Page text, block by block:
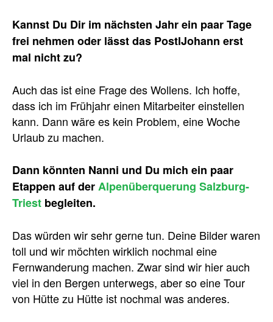
Kannst Du Dir im nächsten Jahr ein paar Tage
frei nehmen oder lässt das PostlJohann erst
mal nicht zu?
Auch das ist eine Frage des Wollens. Ich hoffe,
dass ich im Frühjahr einen Mitarbeiter einstellen
kann. Dann wäre es kein Problem, eine Woche
Urlaub zu machen.
Dann könnten Nanni und Du mich ein paar
Etappen auf derAlpenüberquerung Salzburg-
Triest begleiten.
Das würden wir sehr gerne tun. Deine Bilder waren
toll und wir möchten wirklich nochmal eine
Fernwanderung machen. Zwar sind wir hier auch
viel in den Bergen unterwegs, aber so eine Tour
von Hütte zu Hütte ist nochmal was anderes.